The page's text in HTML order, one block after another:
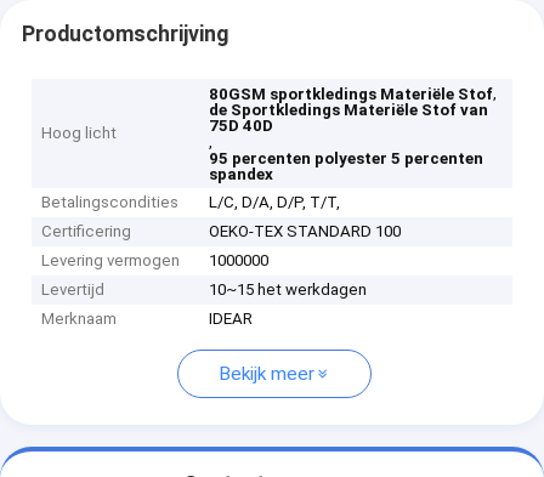
Productomschrijving
Hoog licht
80GSM sportkledings Materiële Stof,
de Sportkledings Materiële Stof van
75D 40D
,
95 percenten polyester 5 percenten
spandex
Betalingscondities
L/C, D/A, D/P, T/T,
Certificering
OEKO-TEX STANDARD 100
Levering vermogen
1000000
Levertijd
10~15 het werkdagen
Merknaam
IDEAR
Bekijk meer